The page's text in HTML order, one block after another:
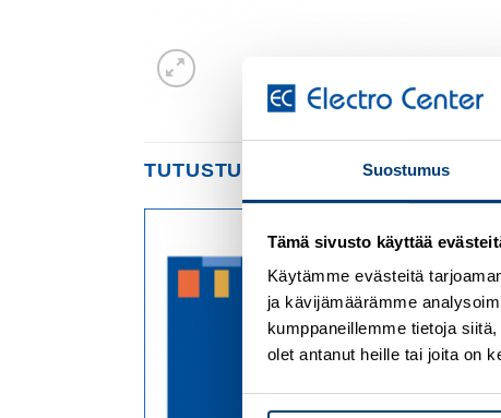
Suostumus
Tämä sivusto käyttää
Käytämme evästeitä
ja kävijämäärämme
kumppaneillemme tietoja
olet antanut heille tai joita on
TUTUSTU MYÖS
wishlist